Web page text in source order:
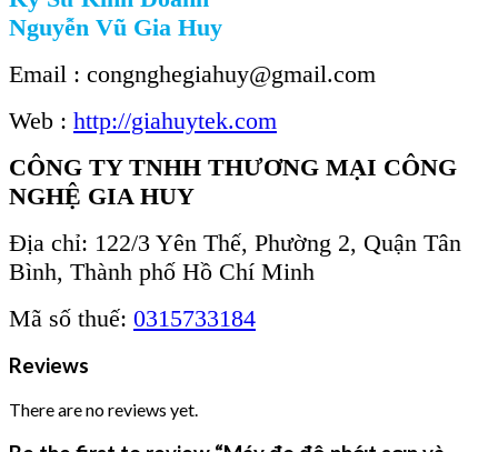
Nguyễn Vũ Gia Huy
Email : congnghegiahuy@gmail.com
Web : http://giahuytek.com
CÔNG TY TNHH THƯƠNG MẠI CÔNG
NGHỆ GIA HUY
Địa chỉ: 122/3 Yên Thế, Phường 2, Quận Tân
Bình, Thành phố Hồ Chí Minh
Mã số thuế: 0315733184
Reviews
There are no reviews yet.